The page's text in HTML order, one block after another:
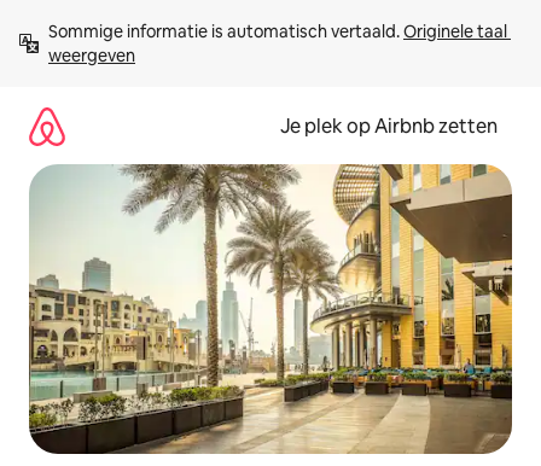
direct
naar
Sommige informatie is automatisch vertaald. Originele taal
weergeven
Je plek op Airbnb zetten